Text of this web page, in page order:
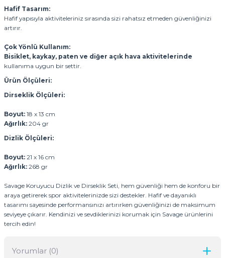
Hafif Tasarım:
Hafif yapısıyla aktiviteleriniz sırasında sizi rahatsız etmeden güvenliğinizi
artırır.
Çok Yönlü Kullanım:
Bisiklet, kaykay, paten ve diğer açık hava aktivitelerinde
kullanıma uygun bir settir.
Ürün Ölçüleri:
Dirseklik Ölçüleri:
Boyut: 18 x 13 cm
Ağırlık: 204 gr
Dizlik Ölçüleri:
Boyut: 21 x 16 cm
Ağırlık: 268 gr
Savage Koruyucu Dizlik ve Dirseklik Seti, hem güvenliği hem de konforu bir
araya getirerek spor aktivitelerinizde sizi destekler. Hafif ve dayanıklı
tasarımı sayesinde performansınızı artırırken güvenliğinizi de maksimum
seviyeye çıkarır. Kendinizi ve sevdiklerinizi korumak için Savage ürünlerini
tercih edin!
Yorumlar (0)